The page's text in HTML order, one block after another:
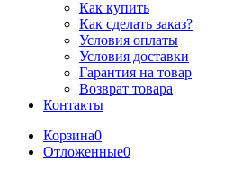
Как купить
Как сделать заказ?
Условия оплаты
Условия доставки
Гарантия на товар
Возврат товара
Контакты
Корзина0
Отложенные0